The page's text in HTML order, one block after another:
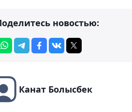
новостью:
Канат Болысбек